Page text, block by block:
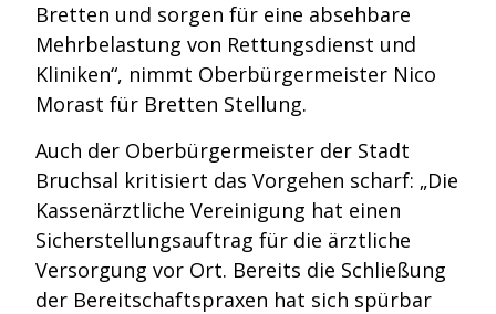
Bretten und sorgen für eine absehbare
Mehrbelastung von Rettungsdienst und
Kliniken“, nimmt Oberbürgermeister Nico
Morast für Bretten Stellung.
Auch der Oberbürgermeister der Stadt
Bruchsal kritisiert das Vorgehen scharf: „Die
Kassenärztliche Vereinigung hat einen
Sicherstellungsauftrag für die ärztliche
Versorgung vor Ort. Bereits die Schließung
der Bereitschaftspraxen hat sich spürbar